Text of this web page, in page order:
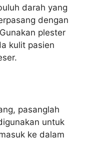
darah yang
dengan
plester
kulit pasien
pasanglah
untuk
ke dalam